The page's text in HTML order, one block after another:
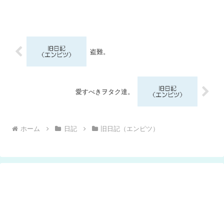
盗難。
愛すべきヲタク達。
ホーム 日記 旧日記（エンピツ）